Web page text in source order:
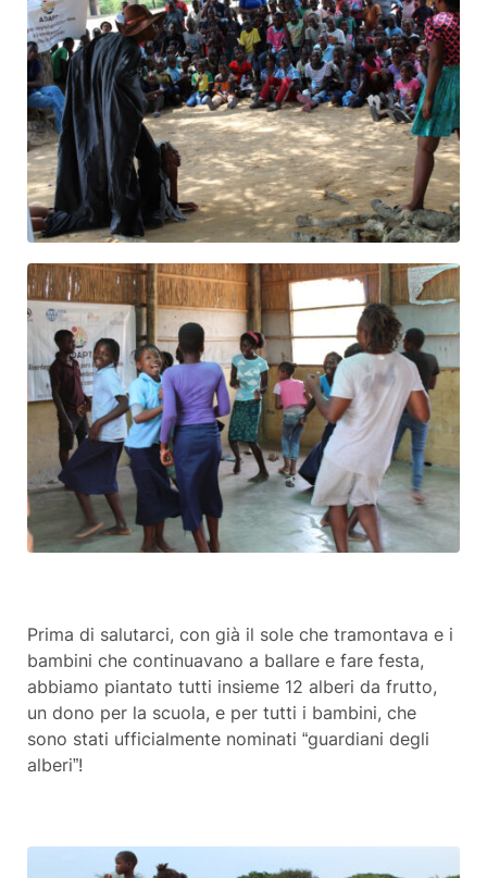
Prima di salutarci, con già il sole che tramontava e i
bambini che continuavano a ballare e fare festa,
abbiamo piantato tutti insieme 12 alberi da frutto,
un dono per la scuola, e per tutti i bambini, che
sono stati ufficialmente nominati “guardiani degli
alberi”!